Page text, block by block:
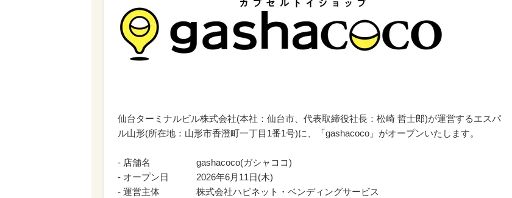
仙台ターミナルビル株式会社(本社：仙台市、代表取締役社長：松崎 哲士郎)が運営するエスパ
ル山形(所在地：山形市香澄町一丁目1番1号)に、「gashacoco」がオープンいたします。
- 店舗名 gashacoco(ガシャココ)
- オープン日 2026年6月11日(木)
- 運営主体 株式会社ハピネット・ベンディングサービス